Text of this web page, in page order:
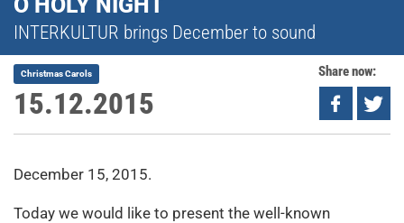
INTERKULTUR brings December to sound
15.12.2015
Christmas Carols Share now:
December 15, 2015.
Today we would like to present the well-known